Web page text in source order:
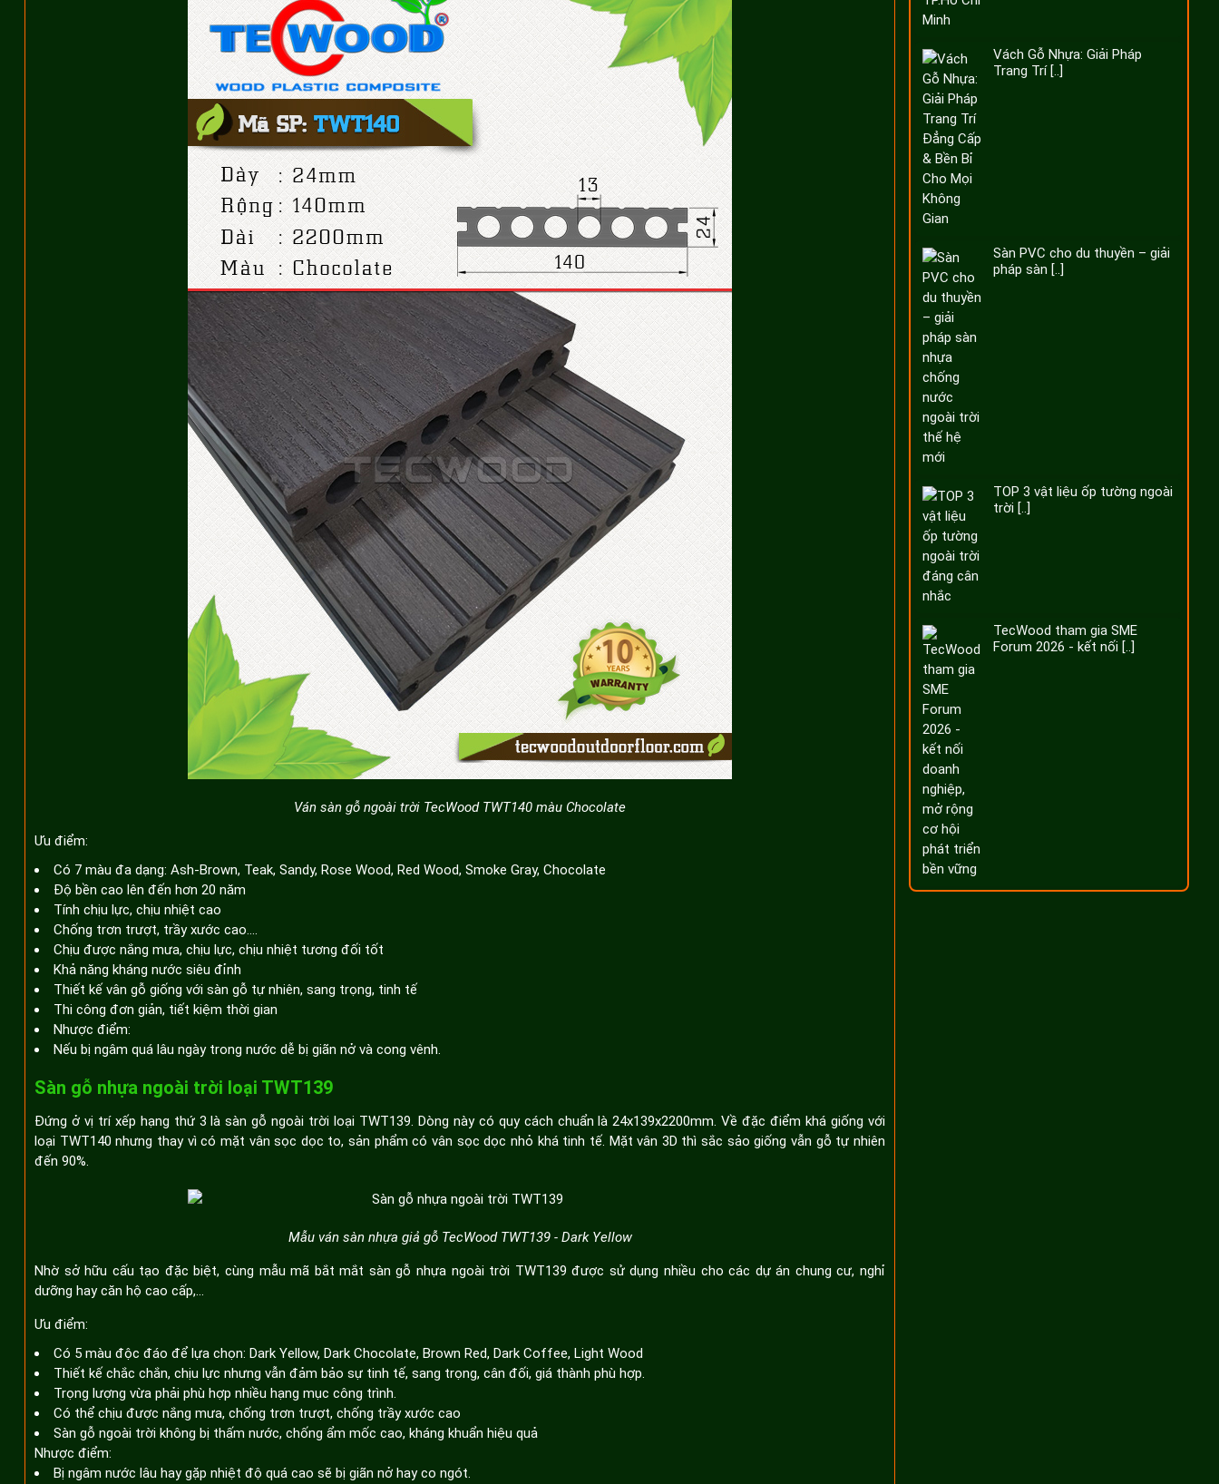
Ván sàn gỗ ngoài trời TecWood TWT140 màu Chocolate
Ưu điểm:
Có 7 màu đa dạng: Ash-Brown, Teak, Sandy, Rose Wood, Red Wood, Smoke Gray, Chocolate
Độ bền cao lên đến hơn 20 năm
Tính chịu lực, chịu nhiệt cao
Chống trơn trượt, trầy xước cao….
Chịu được nắng mưa, chịu lực, chịu nhiệt tương đối tốt
Khả năng kháng nước siêu đỉnh
Thiết kế vân gỗ giống với sàn gỗ tự nhiên, sang trọng, tinh tế
Thi công đơn giản, tiết kiệm thời gian
Nhược điểm:
Nếu bị ngâm quá lâu ngày trong nước dễ bị giãn nở và cong vênh.
Sàn gỗ nhựa ngoài trời loại TWT139
Đứng ở vị trí xếp hạng thứ 3 là sàn gỗ ngoài trời loại TWT139. Dòng này có quy cách chuẩn là 24x139x2200mm. Về đặc điểm khá giống với
loại TWT140 nhưng thay vì có mặt vân sọc dọc to, sản phẩm có vân sọc dọc nhỏ khá tinh tế. Mặt vân 3D thì sắc sảo giống vẫn gỗ tự nhiên
đến 90%.
Mẫu ván sàn nhựa giả gỗ TecWood TWT139 - Dark Yellow
Nhờ sở hữu cấu tạo đặc biệt, cùng mẫu mã bắt mắt sàn gỗ nhựa ngoài trời TWT139 được sử dụng nhiều cho các dự án chung cư, nghỉ
dưỡng hay căn hộ cao cấp,...
Ưu điểm:
Có 5 màu độc đáo để lựa chọn: Dark Yellow, Dark Chocolate, Brown Red, Dark Coffee, Light Wood
Thiết kế chắc chắn, chịu lực nhưng vẫn đảm bảo sự tinh tế, sang trọng, cân đối, giá thành phù hợp.
Trọng lượng vừa phải phù hợp nhiều hạng mục công trình.
Có thể chịu được nắng mưa, chống trơn trượt, chống trầy xước cao
Sàn gỗ ngoài trời không bị thấm nước, chống ẩm mốc cao, kháng khuẩn hiệu quả
Nhược điểm:
Bị ngâm nước lâu hay gặp nhiệt độ quá cao sẽ bị giãn nở hay co ngót.
Vách Gỗ Nhựa: Giải Pháp
Trang Trí [..]
Sàn PVC cho du thuyền – giải
pháp sàn [..]
TOP 3 vật liệu ốp tường ngoài
trời [..]
TecWood tham gia SME
Forum 2026 - kết nối [..]